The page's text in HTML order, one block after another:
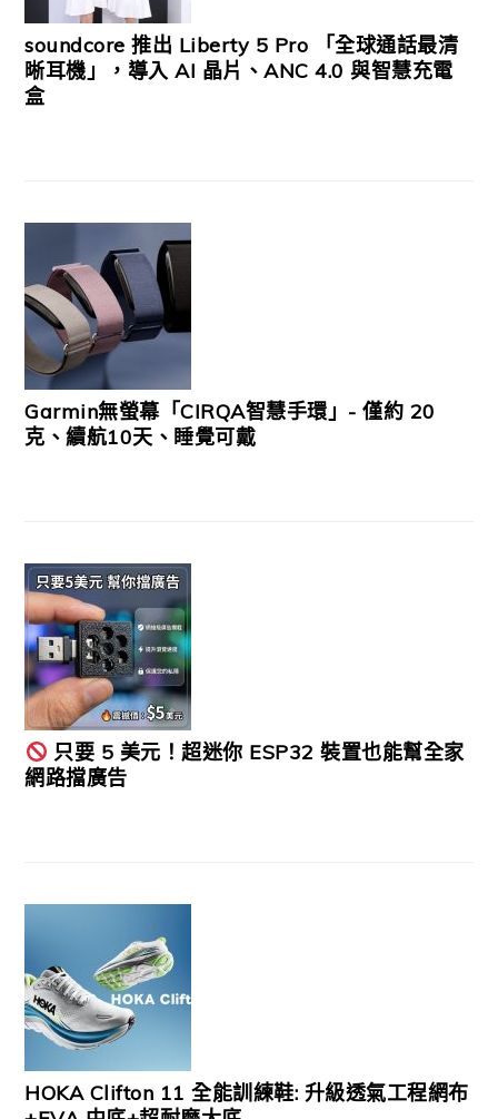
soundcore 推出 Liberty 5 Pro 「全球通話最清
晰耳機」，導入 AI 晶片、ANC 4.0 與智慧充電
盒
Garmin無螢幕「CIRQA智慧手環」- 僅約 20
克、續航10天、睡覺可戴
只要 5 美元！超迷你 ESP32 裝置也能幫全家
網路擋廣告
HOKA Clifton 11 全能訓練鞋: 升級透氣工程網布